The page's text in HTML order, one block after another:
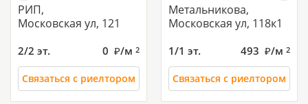
РИП,
Московская ул, 121
2/2 эт. 0 /м 2
Связаться с риелтором
Метальникова,
Московская ул, 118к1
1/1 эт. 493 /м 2
Связаться с риелтором